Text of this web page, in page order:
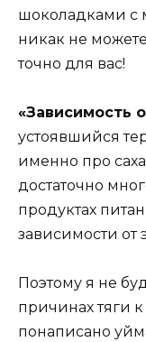
шоколадками с
никак не можете
точно для вас!
«Зависимость
устоявшийся
именно про
достаточно
продуктах
зависимости от
Поэтому я не
причинах тяги
понаписано